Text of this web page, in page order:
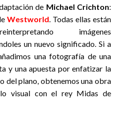
de Michael Crichton:
Westworld. Todas ellas están
imágenes
un nuevo significado. Si a
una fotografía de una
y una apuesta por enfatizar la
del plano, obtenemos una obra
visual con el rey Midas de